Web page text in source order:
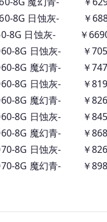
8G 日蚀灰- ￥
8G 日蚀灰- ￥6690
8G 日蚀灰- ￥
8G 魔幻青- ￥
8G 日蚀灰- ￥
8G 魔幻青- ￥
8G 日蚀灰- ￥
8G 魔幻青- ￥
8G 日蚀灰- ￥
8G 魔幻青- ￥